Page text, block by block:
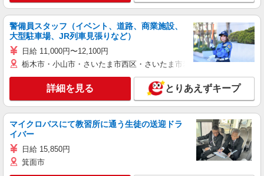
警備員スタッフ（イベント、道路、商業施設、
大型駐車場、JR列車見張りなど）
日給 11,000円〜12,100円
栃木市・小山市・さいたま市西区・さいたま市岩槻区・久喜市・蓮田
詳細を見る とりあえずキープ
マイクロバスにて教習所に通う生徒の送迎ドラ
イバー
日給 15,850円
箕面市